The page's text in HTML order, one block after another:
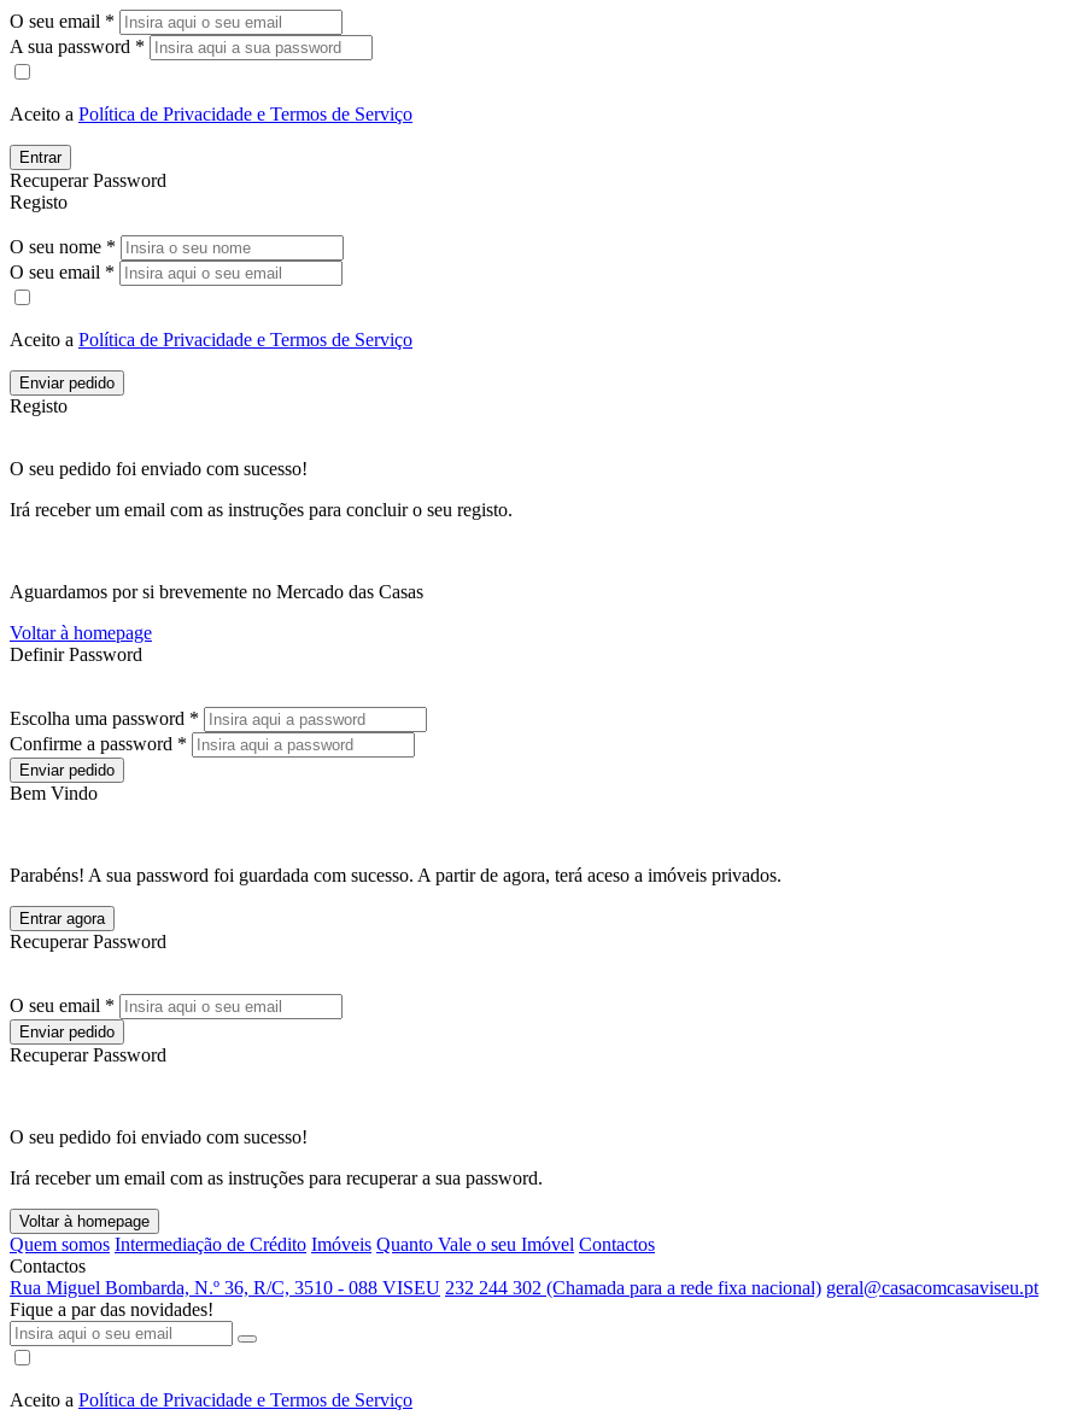
O seu email *
A sua password *
Aceito a Política de Privacidade e Termos de Serviço
Entrar
Recuperar Password
Registo
O seu nome *
O seu email *
Aceito a Política de Privacidade e Termos de Serviço
Enviar pedido
Registo
O seu pedido foi enviado com sucesso!
Irá receber um email com as instruções para concluir o seu registo.
Aguardamos por si brevemente no Mercado das Casas
Voltar à homepage
Definir Password
Escolha uma password *
Confirme a password *
Enviar pedido
Bem Vindo
Parabéns! A sua password foi guardada com sucesso. A partir de agora, terá aceso a imóveis privados.
Entrar agora
Recuperar Password
O seu email *
Enviar pedido
Recuperar Password
O seu pedido foi enviado com sucesso!
Irá receber um email com as instruções para recuperar a sua password.
Voltar à homepage
Quem somos Intermediação de Crédito Imóveis Quanto Vale o seu Imóvel Contactos
Contactos
Rua Miguel Bombarda, N.º 36, R/C, 3510 - 088 VISEU 232 244 302 (Chamada para a rede fixa nacional) geral@casacomcasaviseu.pt
Fique a par das novidades!
Aceito a Política de Privacidade e Termos de Serviço